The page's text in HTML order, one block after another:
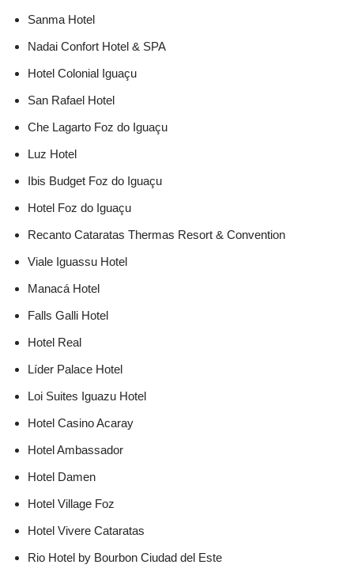
Sanma Hotel
Nadai Confort Hotel & SPA
Hotel Colonial Iguaçu
San Rafael Hotel
Che Lagarto Foz do Iguaçu
Luz Hotel
Ibis Budget Foz do Iguaçu
Hotel Foz do Iguaçu
Recanto Cataratas Thermas Resort & Convention
Viale Iguassu Hotel
Manacá Hotel
Falls Galli Hotel
Hotel Real
Líder Palace Hotel
Loi Suites Iguazu Hotel
Hotel Casino Acaray
Hotel Ambassador
Hotel Damen
Hotel Village Foz
Hotel Vivere Cataratas
Rio Hotel by Bourbon Ciudad del Este